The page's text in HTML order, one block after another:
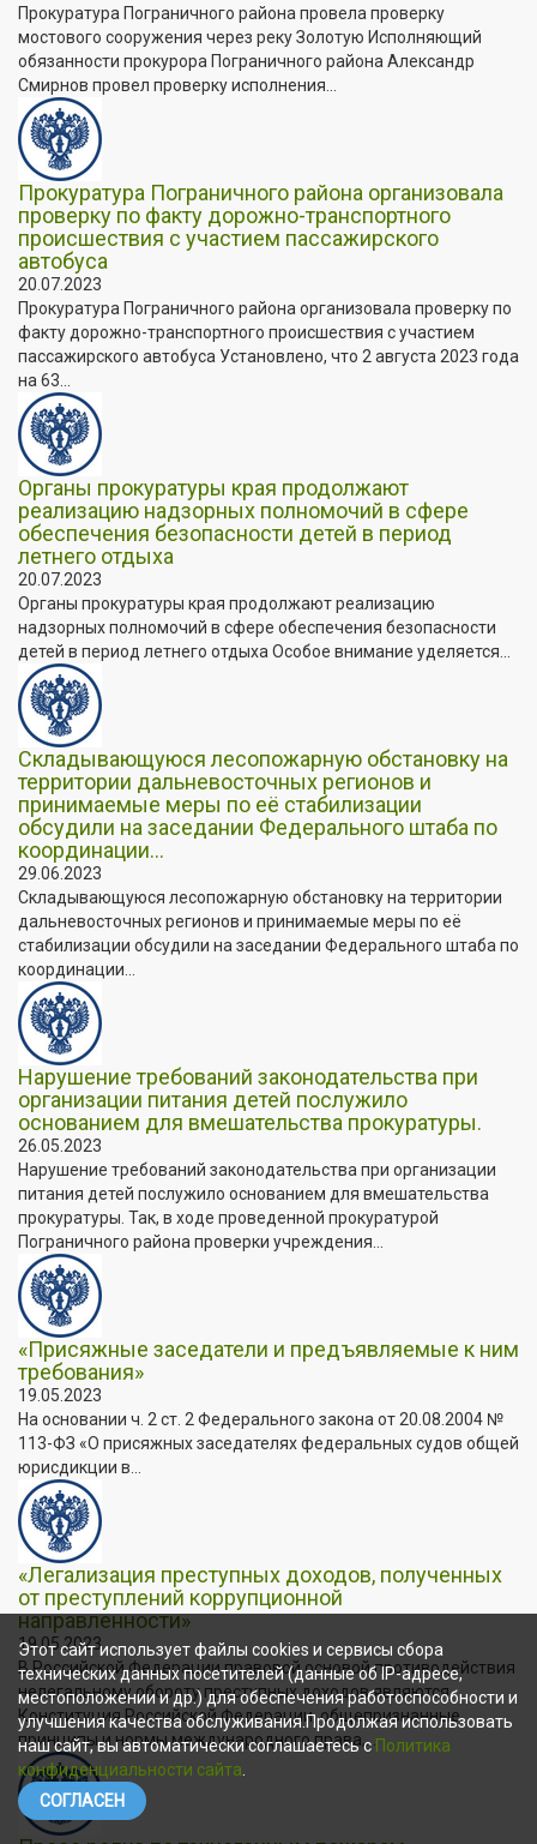
Прокуратура Пограничного района провела проверку
мостового сооружения через реку Золотую Исполняющий
обязанности прокурора Пограничного района Александр
Смирнов провел проверку исполнения...
Прокуратура Пограничного района организовала
проверку по факту дорожно-транспортного
происшествия с участием пассажирского
автобуса
20.07.2023
Прокуратура Пограничного района организовала проверку по
факту дорожно-транспортного происшествия с участием
пассажирского автобуса Установлено, что 2 августа 2023 года
на 63...
Органы прокуратуры края продолжают
реализацию надзорных полномочий в сфере
обеспечения безопасности детей в период
летнего отдыха
20.07.2023
Органы прокуратуры края продолжают реализацию
надзорных полномочий в сфере обеспечения безопасности
детей в период летнего отдыха Особое внимание уделяется...
Складывающуюся лесопожарную обстановку на
территории дальневосточных регионов и
принимаемые меры по её стабилизации
обсудили на заседании Федерального штаба по
координации...
29.06.2023
Складывающуюся лесопожарную обстановку на территории
дальневосточных регионов и принимаемые меры по её
стабилизации обсудили на заседании Федерального штаба по
координации...
Нарушение требований законодательства при
организации питания детей послужило
основанием для вмешательства прокуратуры.
26.05.2023
Нарушение требований законодательства при организации
питания детей послужило основанием для вмешательства
прокуратуры. Так, в ходе проведенной прокуратурой
Пограничного района проверки учреждения...
«Присяжные заседатели и предъявляемые к ним
требования»
19.05.2023
На основании ч. 2 ст. 2 Федерального закона от 20.08.2004 №
113-ФЗ «О присяжных заседателях федеральных судов общей
юрисдикции в...
«Легализация преступных доходов, полученных
от преступлений коррупционной
направленности»
19.05.2023
В Российской Федерации правовой основой противодействия
нелегальному обороту преступных доходов являются
Конституция Российской Федерации, общепризнанные
принципы и нормы международного права,...
Этот сайт использует файлы cookies и сервисы сбора
технических данных посетителей (данные об IP-адресе,
местоположении и др.) для обеспечения работоспособности и
улучшения качества обслуживания.Продолжая использовать
наш сайт, вы автоматически соглашаетесь сПолитика
конфиденциальности сайта
СОГЛАСЕН